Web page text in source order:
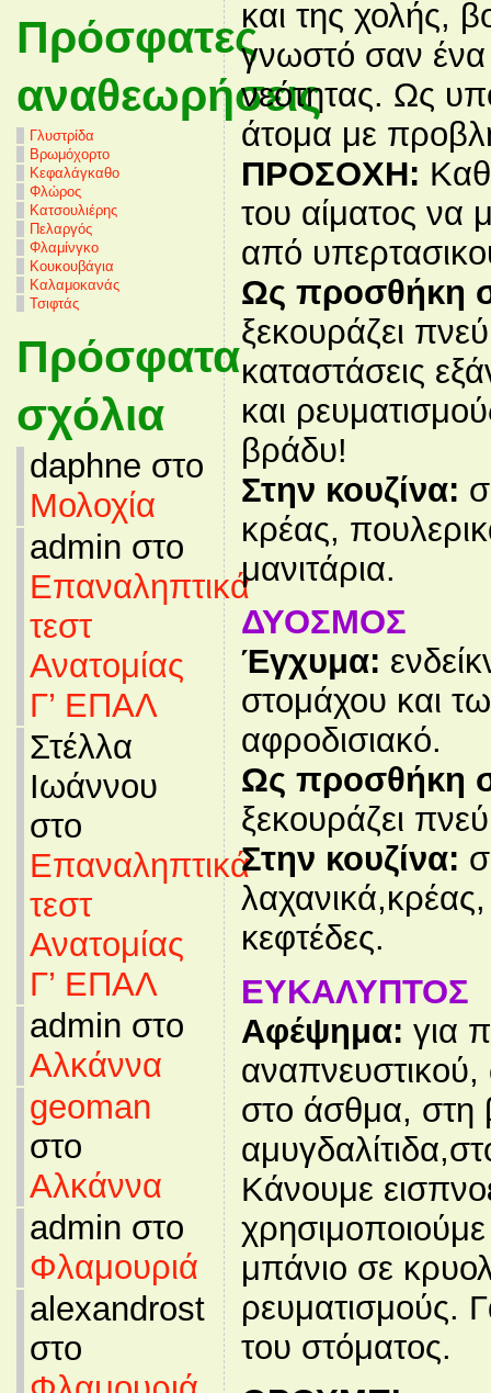
Πρόσφατες
αναθεωρήσεις
Γλυστρίδα
Βρωμόχορτο
Κεφαλάγκαθο
Φλώρος
Κατσουλιέρης
Πελαργός
Φλαμίνγκο
Κουκουβάγια
Καλαμοκανάς
Τσιφτάς
Πρόσφατα
σχόλια
daphne στο
Μολοχία
admin στο
Επαναληπτικά
τεστ
Ανατομίας
Γ’ ΕΠΑΛ
Στέλλα
Ιωάννου
στο
Επαναληπτικά
τεστ
Ανατομίας
Γ’ ΕΠΑΛ
admin στο
Αλκάννα
geoman
στο
Αλκάννα
admin στο
Φλαμουριά
alexandrost
στο
και της χολής,
γνωστό σαν ένα
νεότητας. Ως
άτομα με
ΠΡΟΣΟΧΗ:
του αίματος να
από
Ως προσθήκη
ξεκουράζει
καταστάσεις
και
βράδυ!
Στην κουζίνα:
κρέας,
μανιτάρια.
ΔΥΟΣΜΟΣ
Έγχυμα:
στομάχου και
αφροδισιακό.
Ως προσθήκη
ξεκουράζει
Στην κουζίνα:
κεφτέδες.
ΕΥΚΑΛΥΠΤΟΣ
Αφέψημα: για
αναπνευστικού,
στο άσθμα, στη
Κάνουμε
μπάνιο σε
ρευματισμούς.
του στόματος.